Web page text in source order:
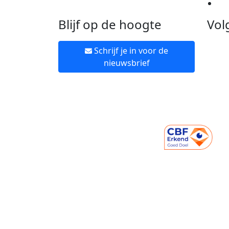
Blijf op de hoogte
Schrijf je in voor de
nieuwsbrief